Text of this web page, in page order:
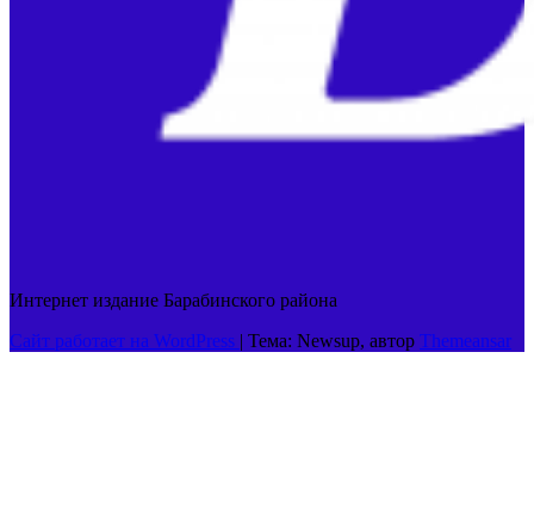
Интернет издание Барабинского района
Сайт работает на WordPress | Тема: Newsup, автор Themeansar